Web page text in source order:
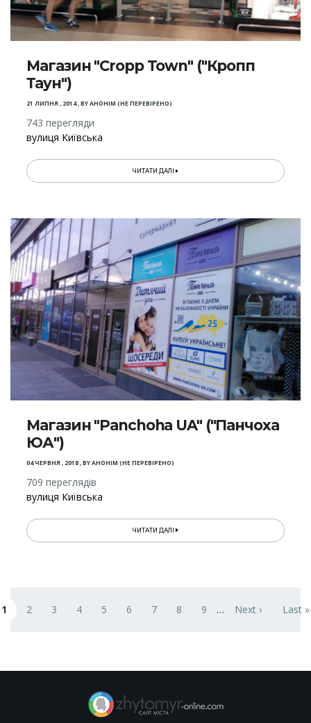
Магазин "Cropp Town" ("Кропп
Таун")
21 ЛИПНЯ , 2014,BYАНОНІМ (НЕ ПЕРЕВІРЕНО)
743 перегляди
вулиця Київська
ЧИТАТИ ДАЛІ
Магазин "Panchoha UA" ("Панчоха
ЮА")
04 ЧЕРВНЯ , 2018,BYАНОНІМ (НЕ ПЕРЕВІРЕНО)
709 переглядів
вулиця Київська
ЧИТАТИ ДАЛІ
на сторінка
1 Page
2 Page
3 Page
4 Page
5 Page
6 Page
7 Page
8 Page
9 … Наступна
Next › Last »